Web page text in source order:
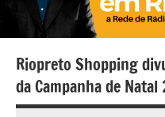
Riopreto Shopping
da Campanha de Natal